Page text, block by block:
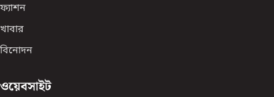
ফ্যাশন
খাবার
বিনোদন
ওয়েবসাইট